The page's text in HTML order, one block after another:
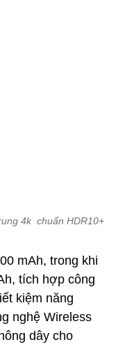
4k chuẩn HDR10+
mAh, trong khi
tích hợp công
kiệm năng
nghệ Wireless
dây cho